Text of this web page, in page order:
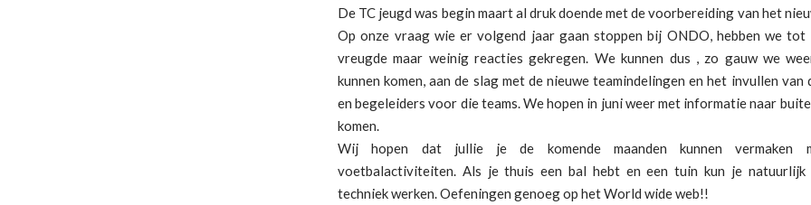
De TC jeugd was begin maart al druk doende met de voorbereiding van het
Op onze vraag wie er volgend jaar gaan stoppen bij ONDO, hebben we
vreugde maar weinig reacties gekregen. We kunnen dus , zo gauw we
kunnen komen, aan de slag met de nieuwe teamindelingen en het invullen van
en begeleiders voor die teams. We hopen in juni weer met informatie naar
komen.
Wij hopen dat jullie je de komende maanden kunnen vermaken
voetbalactiviteiten. Als je thuis een bal hebt en een tuin kun je natuurlijk
techniek werken. Oefeningen genoeg op het World wide web!!